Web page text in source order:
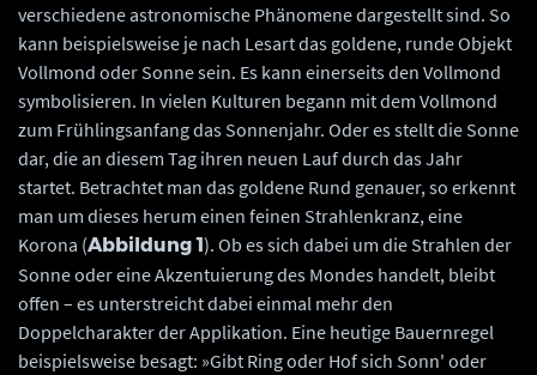
verschiedene astronomische Phänomene dargestellt sind. So
kann beispielsweise je nach Lesart das goldene, runde Objekt
Vollmond oder Sonne sein. Es kann einerseits den Vollmond
symbolisieren. In vielen Kulturen begann mit dem Vollmond
zum Frühlingsanfang das Sonnenjahr. Oder es stellt die Sonne
dar, die an diesem Tag ihren neuen Lauf durch das Jahr
startet. Betrachtet man das goldene Rund genauer, so erkennt
man um dieses herum einen feinen Strahlenkranz, eine
Korona (Abbildung 1). Ob es sich dabei um die Strahlen der
Sonne oder eine Akzentuierung des Mondes handelt, bleibt
offen – es unterstreicht dabei einmal mehr den
Doppelcharakter der Applikation. Eine heutige Bauernregel
beispielsweise besagt: »Gibt Ring oder Hof sich Sonn' oder